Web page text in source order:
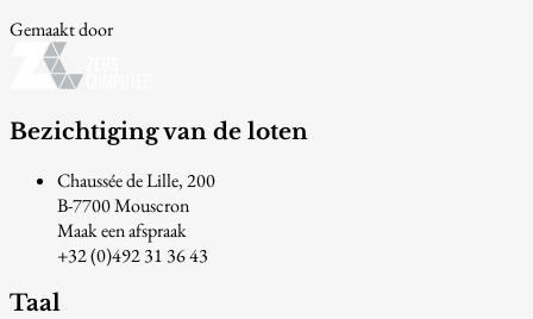
Gemaakt door
Bezichtiging van de loten
Chaussée de Lille, 200
B-7700 Mouscron
Maak een afspraak
+32 (0)492 31 36 43
Taal